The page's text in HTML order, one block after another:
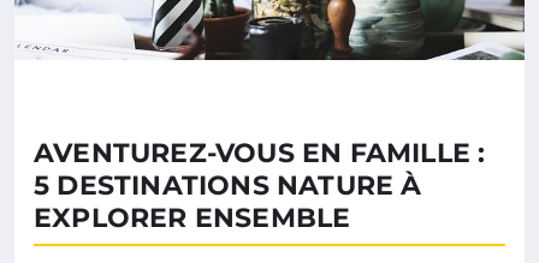
AVENTUREZ-VOUS EN FAMILLE :
5 DESTINATIONS NATURE À
EXPLORER ENSEMBLE